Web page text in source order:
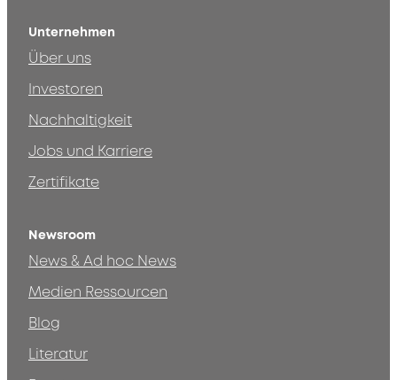
Unternehmen
Über uns
Investoren
Nachhaltigkeit
Jobs und Karriere
Zertifikate
Newsroom
News & Ad hoc News
Medien Ressourcen
Blog
Literatur